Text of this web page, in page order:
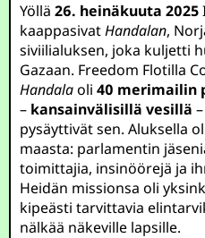
Yöllä26. heinäkuuta 2025
kaappasivatHandalan,
siviilialuksen, joka kuljetti
Gazaan. Freedom Flotilla
Handalaoli40 merimailin
– kansainvälisillä vesillä
pysäyttivät sen. Aluksella
maasta: parlamentin
toimittajia, insinöörejä ja
Heidän missionsa oli
kipeästi tarvittavia
nälkää näkeville lapsille.